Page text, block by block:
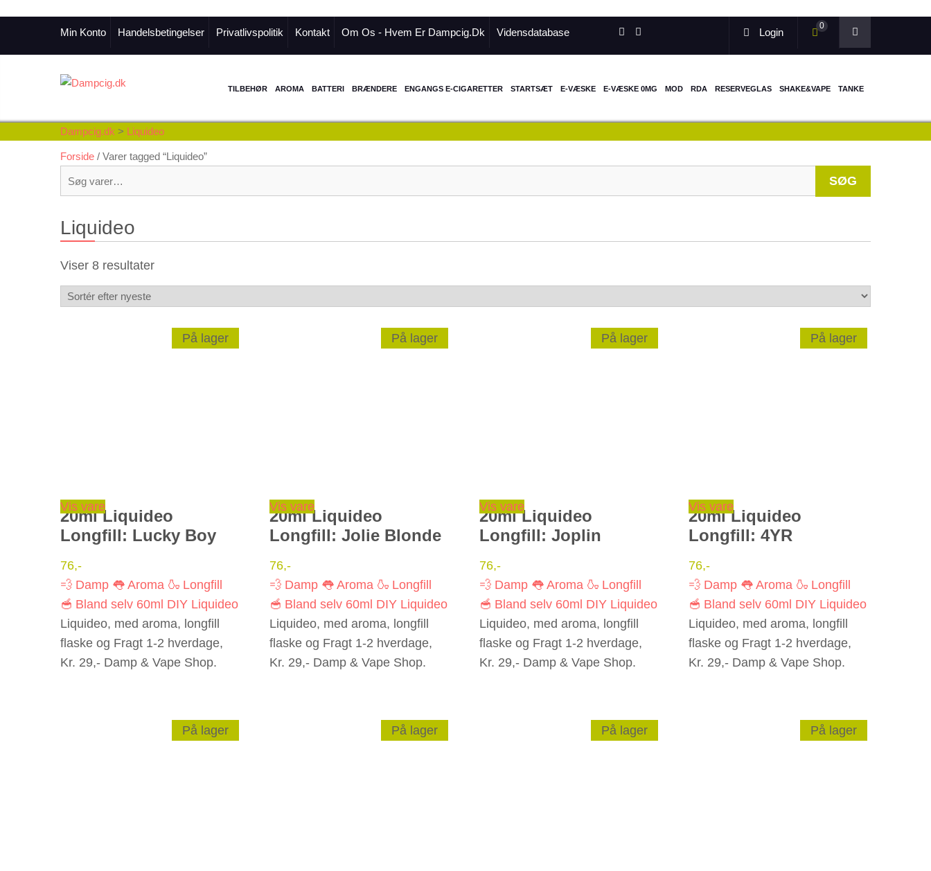
Min Konto Handelsbetingelser Privatlivspolitik Kontakt Om Os - Hvem Er Dampcig.dk Vidensdatabase Login
0
TILBEHØR AROMA BATTERI BRÆNDERE ENGANGS E-CIGARETTER STARTSÆT E-VÆSKE E-VÆSKE 0MG MOD RDA RESERVEGLAS SHAKE&VAPE TANKE
Dampcig.dk > Liquideo
Forside / Varer tagged “Liquideo”
SØG
Liquideo
Viser 8 resultaterSorteret
efter
seneste
På lager
Vis vare
20ml Liquideo
Longfill: Lucky Boy
76,-
💨 Damp 👅 Aroma 🍶 Longfill
🥣 Bland selv 60ml DIY Liquideo
Liquideo, med aroma, longfill
flaske og Fragt 1-2 hverdage,
Kr. 29,- Damp & Vape Shop.
På lager
Vis vare
20ml Liquideo
Longfill: Jolie Blonde
76,-
💨 Damp 👅 Aroma 🍶 Longfill
🥣 Bland selv 60ml DIY Liquideo
Liquideo, med aroma, longfill
flaske og Fragt 1-2 hverdage,
Kr. 29,- Damp & Vape Shop.
På lager
Vis vare
20ml Liquideo
Longfill: Joplin
76,-
💨 Damp 👅 Aroma 🍶 Longfill
🥣 Bland selv 60ml DIY Liquideo
Liquideo, med aroma, longfill
flaske og Fragt 1-2 hverdage,
Kr. 29,- Damp & Vape Shop.
På lager
Vis vare
20ml Liquideo
Longfill: 4YR
76,-
💨 Damp 👅 Aroma 🍶 Longfill
🥣 Bland selv 60ml DIY Liquideo
Liquideo, med aroma, longfill
flaske og Fragt 1-2 hverdage,
Kr. 29,- Damp & Vape Shop.
På lager På lager På lager På lager